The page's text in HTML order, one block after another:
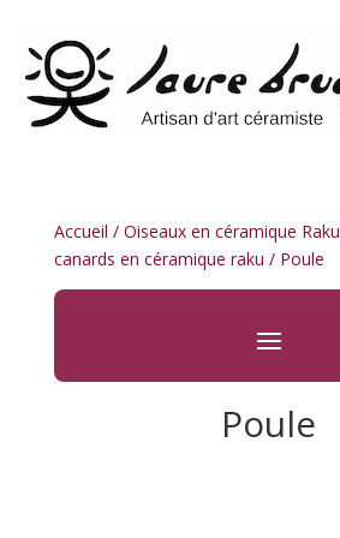
Accueil / Oiseaux en céramique Raku
canards en céramique raku / Poule
Poule